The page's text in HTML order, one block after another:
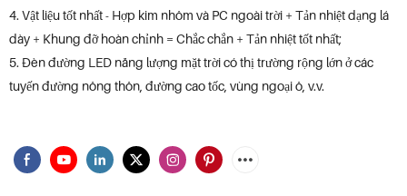
4. Vật liệu tốt nhất - Hợp kim nhôm và PC ngoài trời + Tản nhiệt dạng lá
dày + Khung đỡ hoàn chỉnh = Chắc chắn + Tản nhiệt tốt nhất;
5. Đèn đường LED năng lượng mặt trời có thị trường rộng lớn ở các
tuyến đường nông thôn, đường cao tốc, vùng ngoại ô, v.v.